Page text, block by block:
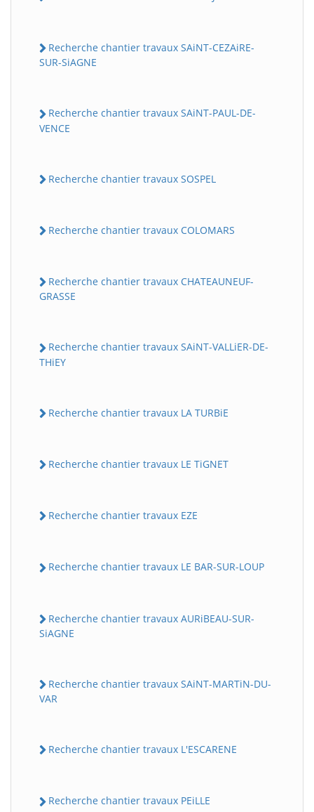
Recherche chantier travaux SAiNT-CEZAiRE-
SUR-SiAGNE
Recherche chantier travaux SAiNT-PAUL-DE-
VENCE
Recherche chantier travaux SOSPEL
Recherche chantier travaux COLOMARS
Recherche chantier travaux CHATEAUNEUF-
GRASSE
Recherche chantier travaux SAiNT-VALLiER-DE-
THiEY
Recherche chantier travaux LA TURBiE
Recherche chantier travaux LE TiGNET
Recherche chantier travaux EZE
Recherche chantier travaux LE BAR-SUR-LOUP
Recherche chantier travaux AURiBEAU-SUR-
SiAGNE
Recherche chantier travaux SAiNT-MARTiN-DU-
VAR
Recherche chantier travaux L'ESCARENE
Recherche chantier travaux PEiLLE